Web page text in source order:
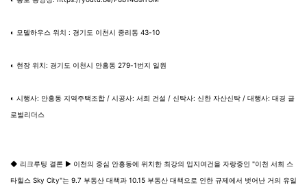
◐ 모델하우스 위치 : 경기도 이천시 중리동 43-10
◐ 현장 위치: 경기도 이천시 안흥동 279-1번지 일원
◐ 시행사: 안흥동 지역주택조합 / 시공사: 서희 건설 / 신탁사: 신한 자산신탁 / 대행사: 대경 글
로벌리더스
◆ 리크루팅 결론 ▶ 이천의 중심 안흥동에 위치한 최강의 입지여건을 자랑중인 "이천 서희 스
타힐스 Sky City"는 9.7 부동산 대책과 10.15 부동산 대책으로 인한 규제에서 벗어난 거의 유일